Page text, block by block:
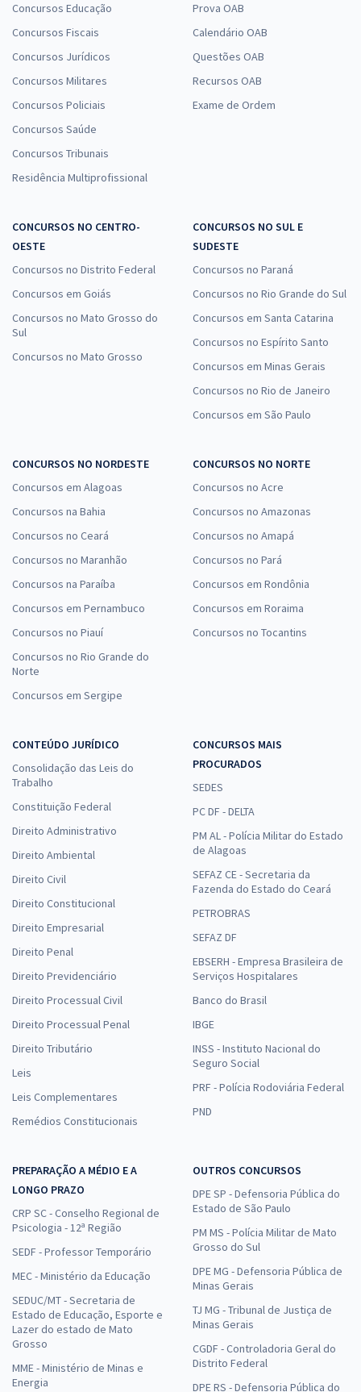
Concursos Educação
Concursos Fiscais
Concursos Jurídicos
Concursos Militares
Concursos Policiais
Concursos Saúde
Concursos Tribunais
Residência Multiprofissional
Prova OAB
Calendário OAB
Questões OAB
Recursos OAB
Exame de Ordem
CONCURSOS NO CENTRO-
OESTE
Concursos no Distrito Federal
Concursos em Goiás
Concursos no Mato Grosso do
Sul
Concursos no Mato Grosso
CONCURSOS NO SUL E
SUDESTE
Concursos no Paraná
Concursos no Rio Grande do Sul
Concursos em Santa Catarina
Concursos no Espírito Santo
Concursos em Minas Gerais
Concursos no Rio de Janeiro
Concursos em São Paulo
CONCURSOS NO NORDESTE
Concursos em Alagoas
Concursos na Bahia
Concursos no Ceará
Concursos no Maranhão
Concursos na Paraíba
Concursos em Pernambuco
Concursos no Piauí
Concursos no Rio Grande do
Norte
Concursos em Sergipe
CONCURSOS NO NORTE
Concursos no Acre
Concursos no Amazonas
Concursos no Amapá
Concursos no Pará
Concursos em Rondônia
Concursos em Roraima
Concursos no Tocantins
CONTEÚDO JURÍDICO
Consolidação das Leis do
Trabalho
Constituição Federal
Direito Administrativo
Direito Ambiental
Direito Civil
Direito Constitucional
Direito Empresarial
Direito Penal
Direito Previdenciário
Direito Processual Civil
Direito Processual Penal
Direito Tributário
Leis
Leis Complementares
Remédios Constitucionais
CONCURSOS MAIS
PROCURADOS
SEDES
PC DF - DELTA
PM AL - Polícia Militar do Estado
de Alagoas
SEFAZ CE - Secretaria da
Fazenda do Estado do Ceará
PETROBRAS
SEFAZ DF
EBSERH - Empresa Brasileira de
Serviços Hospitalares
Banco do Brasil
IBGE
INSS - Instituto Nacional do
Seguro Social
PRF - Polícia Rodoviária Federal
PND
PREPARAÇÃO A MÉDIO E A
LONGO PRAZO
CRP SC - Conselho Regional de
Psicologia - 12ª Região
SEDF - Professor Temporário
MEC - Ministério da Educação
SEDUC/MT - Secretaria de
Estado de Educação, Esporte e
Lazer do estado de Mato
Grosso
MME - Ministério de Minas e
Energia
OUTROS CONCURSOS
DPE SP - Defensoria Pública do
Estado de São Paulo
PM MS - Polícia Militar de Mato
Grosso do Sul
DPE MG - Defensoria Pública de
Minas Gerais
TJ MG - Tribunal de Justiça de
Minas Gerais
CGDF - Controladoria Geral do
Distrito Federal
DPE RS - Defensoria Pública do